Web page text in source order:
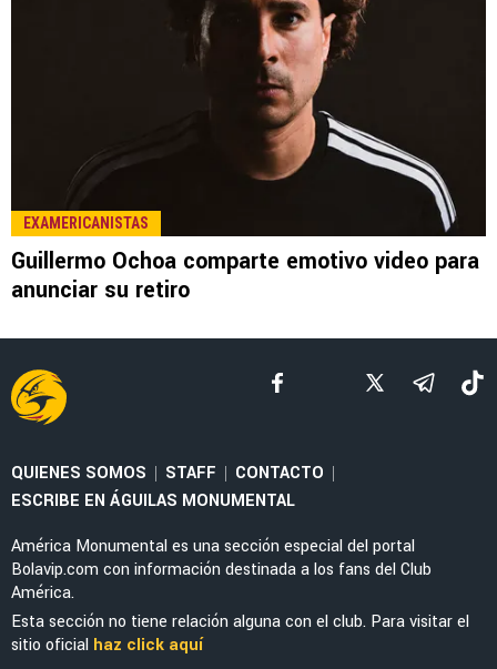
EXAMERICANISTAS
Guillermo Ochoa comparte emotivo video para
anunciar su retiro
QUIENES SOMOS | STAFF | CONTACTO |
ESCRIBE EN ÁGUILAS MONUMENTAL
América Monumental es una sección especial del portal
Bolavip.com con información destinada a los fans del Club
América.
Esta sección no tiene relación alguna con el club. Para visitar el
sitio oficial haz click aquí